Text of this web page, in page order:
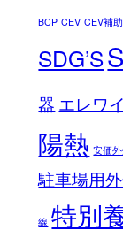
BCP CEV CEV補
SDG’S
器 エレワ
陽熱 安価
駐車場用
線 特別